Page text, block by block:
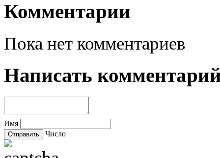
Комментарии
Пока нет комментариев
Написать
Имя
Число